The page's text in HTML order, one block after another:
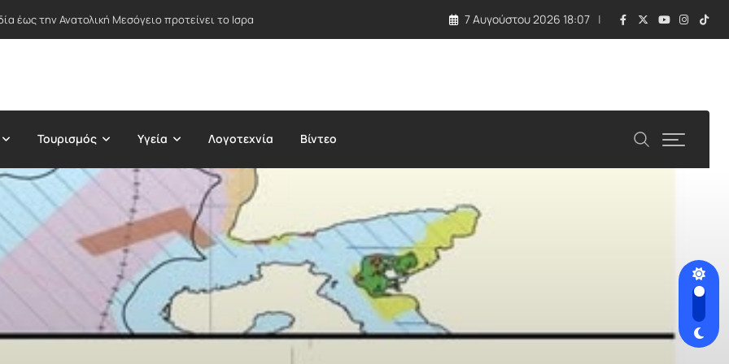
έως την Ανατολική Μεσόγειο προτείνει το Ισραήλ – Στο επίκεντρο Ελλάδα και Κύπρος 7 Αυγούστου 2026 18:07
Τουρισμός Υγεία Λογοτεχνία Βίντεο